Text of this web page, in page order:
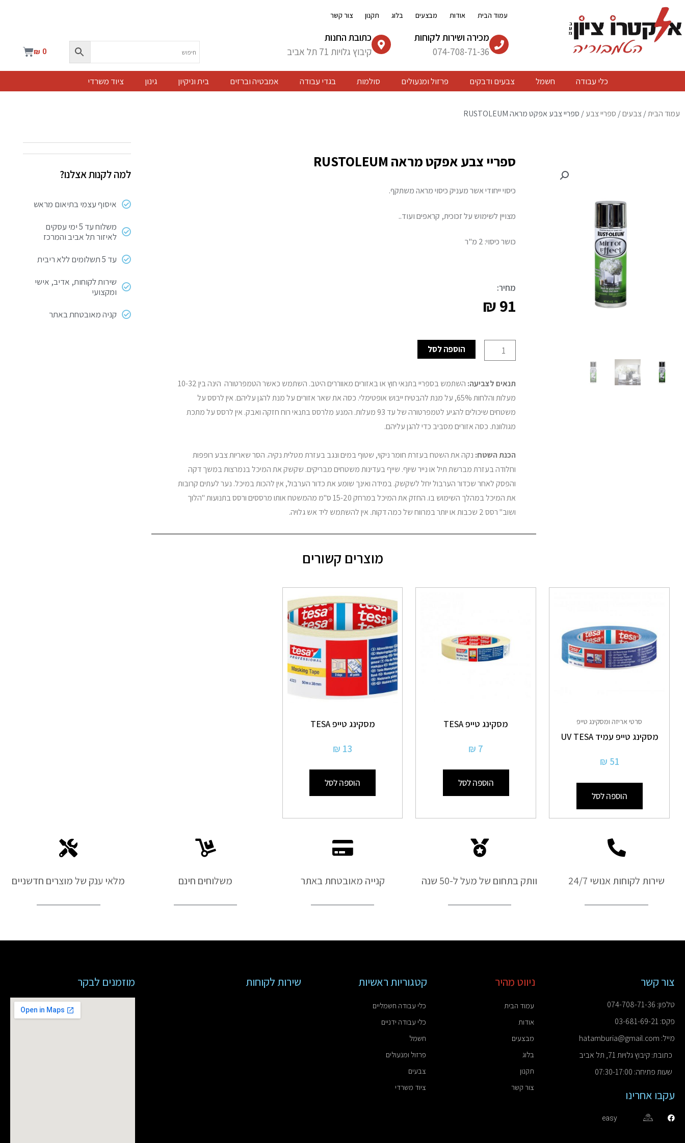
לתוכן
עמוד הבית אודות מבצעים בלוג תקנון צור קשר
מכירה ושירות לקוחות
074-708-71-36
כתובת החנות
קיבוץ גלויות 71 תל אביב
₪ 0
עגלת
כלי עבודה חשמל צבעים ודבקים פרזול ומנעולים סולמות בגדי עבודה אמבטיה וברזים בית וניקיון גינון ציוד משרדי
עמוד הבית/צבעים/ ספריי צבע/ ספריי צבע אפקט מראה RUSTOLEUM
ספריי צבע אפקט מראה RUSTOLEUM
כיסוי ייחודי אשר מעניק כיסוי מראה משתקף.
מצויין לשימוש על זכוכית, קראפים ועוד..
כושר כיסוי: 2 מ"ר
מחיר:
₪91
כמות
של
צבע
אפקט
מראה
RUSTOLEUM
הוספה לסל
תנאים לצביעה:
השתמש בספריי בתנאי חוץ או באזורים מאווררים היטב. השתמש כאשר הטמפרטורה הינה בין 10-32
מעלות והלחות 65%, על מנת להבטיח ייבוש אופטימלי. כסה את שאר אזורים על מנת להגן עליהם. אין לרסס על
משטחים שיכולים להגיע לטמפרטורה של עד 93 מעלות. המנע מלרסס בתנאי רוח חזקה ואבק. אין לרסס על מתכת
מגולוונת. כסה אזורים מסביב כדי להגן עליהם.
הכנת השטח: נקה את השטח בעזרת חומר ניקוי, שטוף במים ונגב בעזרת מטלית נקיה. הסר שאריות צבע רופפות
וחלודה בעזרת מברשת תיל או נייר שיוף. שייף בעדינות משטחים מבריקים. שקשק את המיכל בנמרצות במשך דקה
והפסק לאחר שכדור הערבול יחל לשקשק. במידה ואינך שומע את כדור הערבול, אין להכות במיכל. נער לעתים קרובות
את המיכל במהלך השימוש בו. החזק את המיכל במרחק 15-20 ס"מ מהמשטח אותו מרססים ורסס בתנועות "הלוך
ושוב" רסס 2 שכבות או יותר במרווח של כמה דקות. אין להשתמש ליד אש גלויה.
למה לקנות אצלנו?
איסוף עצמי בתיאום מראש
משלוח עד 5 ימי עסקים
לאיזור תל אביב והמרכז
עד 5 תשלומים ללא ריבית
שירות לקוחות, אדיב, אישי
ומקצועי
קניה מאובטחת באתר
מוצרים קשורים
סרטי אריזה ומסקינג טייפ
מסקינג טייפ עמיד UV TESA
₪ 51
הוספה לסל
מסקינג טייפ TESA
₪ 7
הוספה לסל
מסקינג טייפ TESA
₪ 13
הוספה לסל
שירות לקוחות אנושי 24/7 וותק בתחום של מעל ל-50 שנה קנייה מאובטחת באתר משלוחים חינם מלאי ענק של מוצרים חדשניים
צור קשר
טלפון: 074-708-71-36
פקס: 03-681-69-21
מייל: hatamburia@gmail.com
כתובת: קיבוץ גלויות 71, תל אביב
שעות פתיחה: 07:30-17:00
עקבו אחרינו
easy
ניווט מהיר
עמוד הבית
אודות
מבצעים
בלוג
תקנון
צור קשר
קטגוריות ראשיות
כלי עבודה חשמליים
כלי עבודה ידניים
חשמל
פרזול ומנעולים
צבעים
ציוד משרדי
שירות לקוחות מוזמנים לבקר